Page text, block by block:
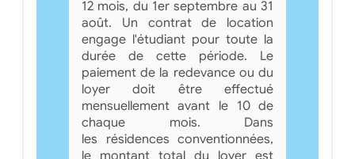
12 mois, du 1er septembre au 31
août. Un contrat de location
engage l'étudiant pour toute la
durée de cette période. Le
paiement de la redevance ou du
loyer doit être effectué
mensuellement avant le 10 de
chaque mois. Dans
les résidences conventionnées,
le montant total du loyer est